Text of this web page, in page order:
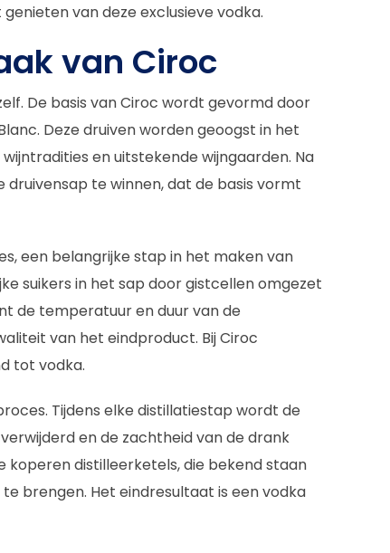
van deze exclusieve vodka.
van Ciroc
De basis van Ciroc wordt gevormd door
Deze druiven worden geoogst in het
en uitstekende wijngaarden. Na
te winnen, dat de basis vormt
een belangrijke stap in het maken van
suikers in het sap door gistcellen omgezet
de temperatuur en duur van de
van het eindproduct. Bij Ciroc
tot vodka.
Tijdens elke distillatiestap wordt de
en de zachtheid van de drank
distilleerketels, die bekend staan
brengen. Het eindresultaat is een vodka